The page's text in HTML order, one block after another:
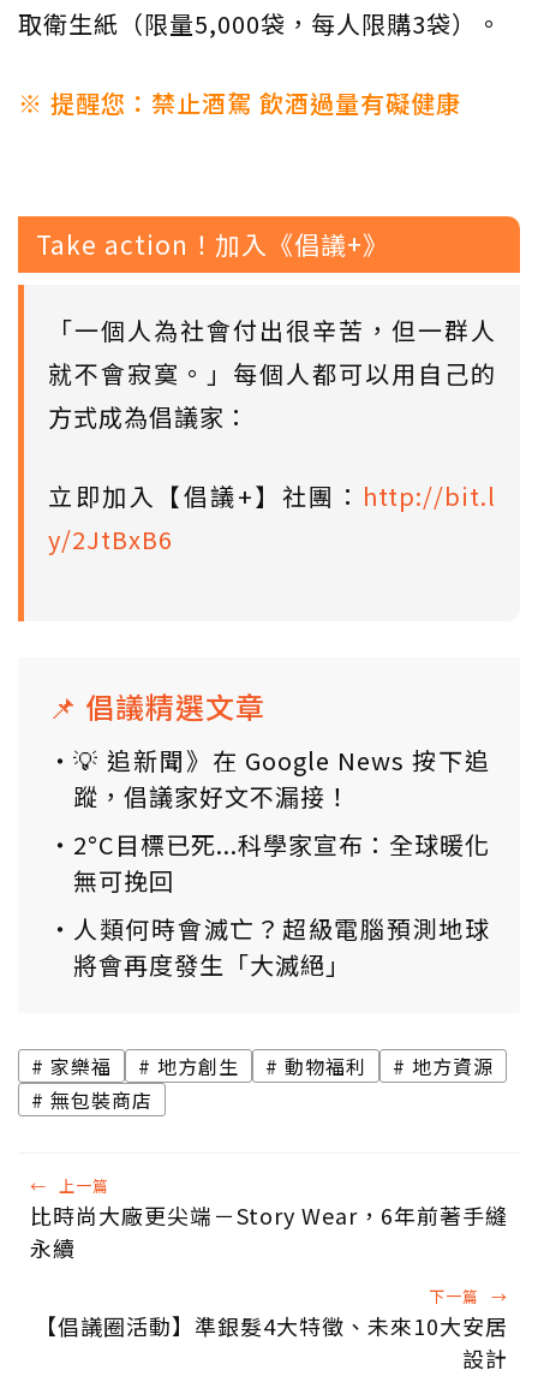
取衛生紙（限量5,000袋，每人限購3袋）。
※ 提醒您：禁止酒駕 飲酒過量有礙健康
Take action！加入《倡議+》
「一個人為社會付出很辛苦，但一群人
就不會寂寞。」每個人都可以用自己的
方式成為倡議家：
立即加入【倡議+】社團： http://bit.l
y/2JtBxB6
📌 倡議精選文章
💡 追新聞》在 Google News 按下追
蹤，倡議家好文不漏接！
2°C目標已死...科學家宣布：全球暖化
無可挽回
人類何時會滅亡？超級電腦預測地球
將會再度發生「大滅絕」
家樂福 地方創生 動物福利
地方資源
無包裝商店
← 上一篇
比時尚大廠更尖端－Story Wear，6年前著手縫
永續
下一篇 →
【倡議圈活動】準銀髮4大特徵、未來10大安居
設計